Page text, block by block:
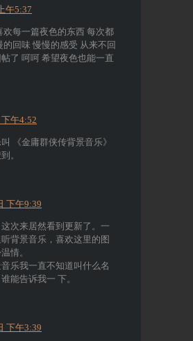
午5:37
欢每一篇夜色的东西 每次都
回味 慢慢的感受 从来不回
了 呵呵 希望夜色也能一直
午4:52
《金庸群侠传背景音乐》
。
下午9:39
次来居然看到更新了。一
背景音乐，喜欢这里的图
情。
乐我一直不知道叫什么名
能告诉我一 下。
下午3:39